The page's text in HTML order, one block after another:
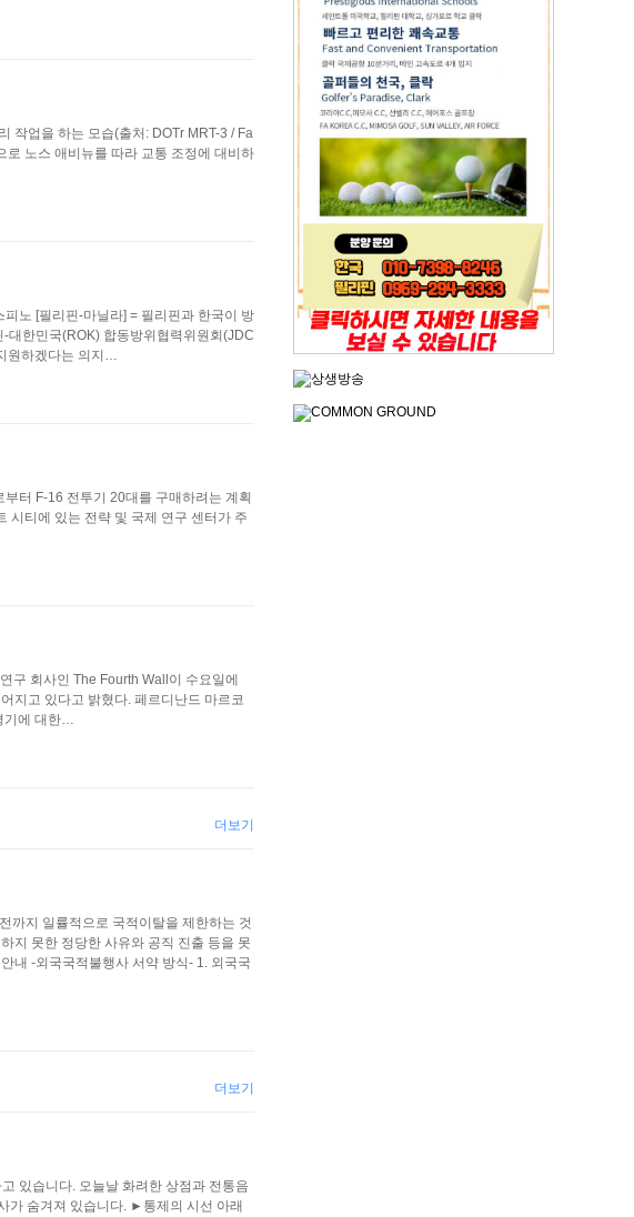
작업을 하는 모습(출처: DOTr MRT-3 / Fa
노스 애비뉴를 따라 교통 조정에 대비하
노 [필리핀-마닐라] = 필리핀과 한국이 방
대한민국(ROK) 합동방위협력위원회(JDC
원하겠다는 의지…
터 F-16 전투기 20대를 구매하려는 계획
시티에 있는 전략 및 국제 연구 센터가 주
구 회사인 The Fourth Wall이 수요일에
지고 있다고 밝혔다. 페르디난드 마르코
기에 대한…
더보기
까지 일률적으로 국적이탈을 제한하는 것
지 못한 정당한 사유와 공직 진출 등을 못
내 -외국국적불행사 서약 방식- 1. 외국국
더보기
있습니다. 오늘날 화려한 상점과 전통음
가 숨겨져 있습니다. ►통제의 시선 아래